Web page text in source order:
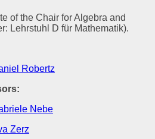
of the Chair for Algebra and
Lehrstuhl D für Mathematik).
Robertz
Nebe
Zerz